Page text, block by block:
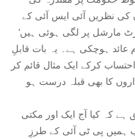
کی نظریں آئی ایس آئی کے
مارشل پر لگی ہوئی ہیں‘
ہوچکی ہے۔ یہ بات قابلِ
کرکے ایک مثال قائم کر
کا بھی قبلہ درست ہو
کہ کیا آج ایک اور مکتی
ہمیں پی ٹی آئی کے طرزِ